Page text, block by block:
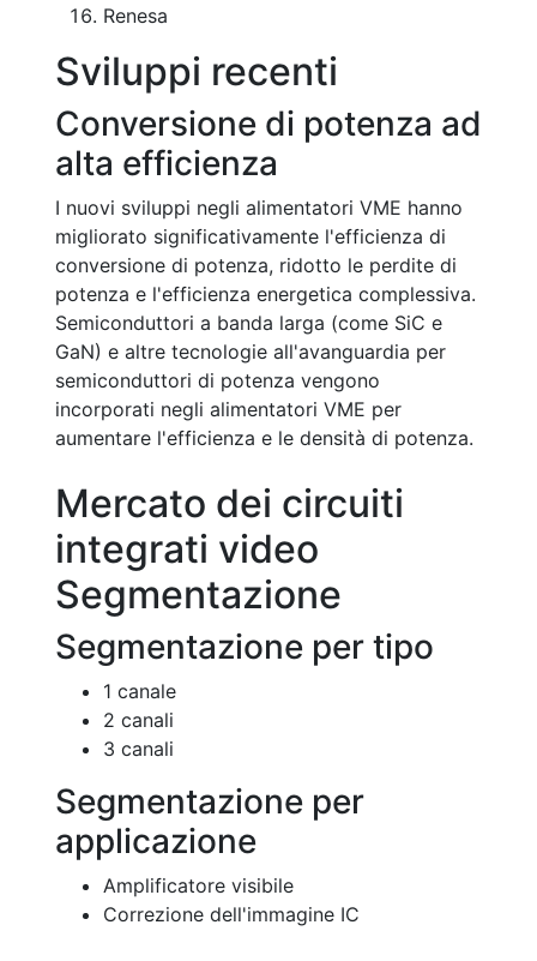
Renesa
Sviluppi recenti
Conversione di potenza ad
alta efficienza
I nuovi sviluppi negli alimentatori VME hanno
migliorato significativamente l'efficienza di
conversione di potenza, ridotto le perdite di
potenza e l'efficienza energetica complessiva.
Semiconduttori a banda larga (come SiC e
GaN) e altre tecnologie all'avanguardia per
semiconduttori di potenza vengono
incorporati negli alimentatori VME per
aumentare l'efficienza e le densità di potenza.
Mercato dei circuiti
integrati video
Segmentazione
Segmentazione per tipo
1 canale
2 canali
3 canali
Segmentazione per
applicazione
Amplificatore visibile
Correzione dell'immagine IC